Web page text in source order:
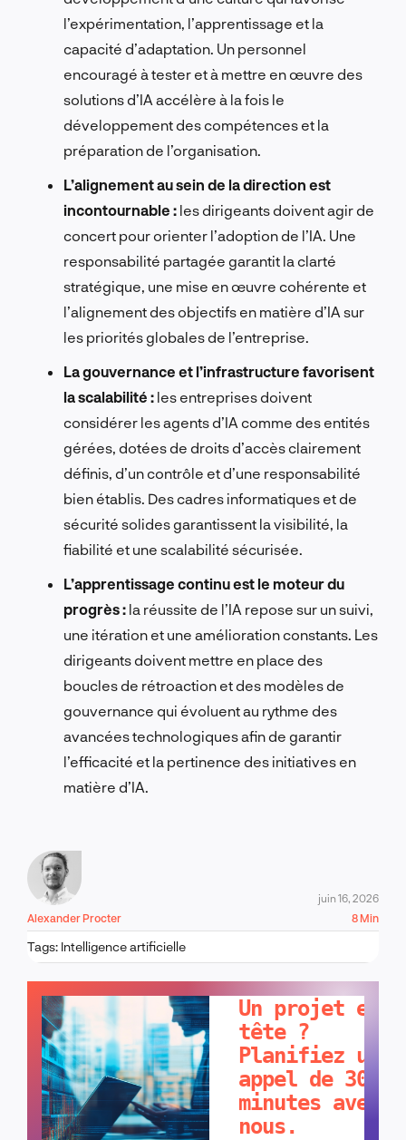
l’expérimentation, l’apprentissage et la
capacité d’adaptation. Un personnel
encouragé à tester et à mettre en œuvre des
solutions d’IA accélère à la fois le
développement des compétences et la
préparation de l’organisation.
L’alignement au sein de la direction est
incontournable : les dirigeants doivent agir de
concert pour orienter l’adoption de l’IA. Une
responsabilité partagée garantit la clarté
stratégique, une mise en œuvre cohérente et
l’alignement des objectifs en matière d’IA sur
les priorités globales de l’entreprise.
La gouvernance et l’infrastructure favorisent
la scalabilité : les entreprises doivent
considérer les agents d’IA comme des entités
gérées, dotées de droits d’accès clairement
définis, d’un contrôle et d’une responsabilité
bien établis. Des cadres informatiques et de
sécurité solides garantissent la visibilité, la
fiabilité et une scalabilité sécurisée.
L’apprentissage continu est le moteur du
progrès : la réussite de l’IA repose sur un suivi,
une itération et une amélioration constants. Les
dirigeants doivent mettre en place des
boucles de rétroaction et des modèles de
gouvernance qui évoluent au rythme des
avancées technologiques afin de garantir
l’efficacité et la pertinence des initiatives en
matière d’IA.
Alexander Procter
juin 16, 2026
8 Min
Tags: Intelligence artificielle
Un projet en
tête ?
Planifiez un
appel de 30
minutes avec
nous.